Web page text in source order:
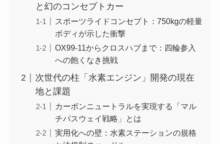
と幻のコンセプトカー
スポーツライドコンセプト：750kgの軽量
ボディが示した衝撃
OX99-11からクロスハブまで：四輪参入
への飽くなき挑戦
次世代の柱「水素エンジン」開発の現在
地と課題
カーボンニュートラルを実現する「マル
チパスウェイ戦略」とは
実用化への壁：水素ステーションの規格